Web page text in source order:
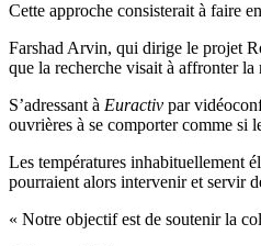
Cette approche consisterait à faire
Farshad Arvin, qui dirige le projet
que la recherche visait à affronter la
S’adressant à Euractiv par
ouvrières à se comporter comme si
Les températures inhabituellement
pourraient alors intervenir et servir
« Notre objectif est de soutenir la